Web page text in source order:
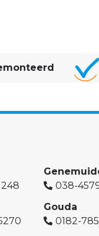
248
038-
Gouda
0182-